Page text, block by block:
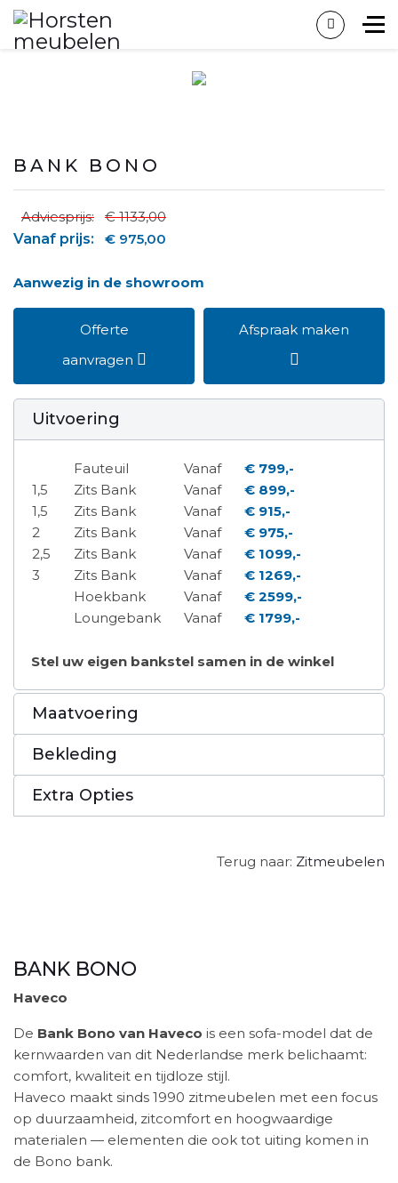
BANK BONO
Adviesprijs:
€ 1133,00
Vanaf prijs:
€ 975,00
Aanwezig in de showroom
Offerte
aanvragen
Afspraak maken
Uitvoering
1,5
1,5
2
2,5
3
Fauteuil
Zits Bank
Zits Bank
Zits Bank
Zits Bank
Zits Bank
Hoekbank
Loungebank
Vanaf
Vanaf
Vanaf
Vanaf
Vanaf
Vanaf
Vanaf
Vanaf
€ 799,-
€ 899,-
€ 915,-
€ 975,-
€ 1099,-
€ 1269,-
€ 2599,-
€ 1799,-
Stel uw eigen bankstel samen in de winkel
Maatvoering
Bekleding
Extra Opties
Terug naar: Zitmeubelen
BANK BONO
Haveco
De Bank Bono van Haveco is een sofa-model dat de
kernwaarden van dit Nederlandse merk belichaamt:
comfort, kwaliteit en tijdloze stijl.
Haveco maakt sinds 1990 zitmeubelen met een focus
op duurzaamheid, zitcomfort en hoogwaardige
materialen — elementen die ook tot uiting komen in
de Bono bank.